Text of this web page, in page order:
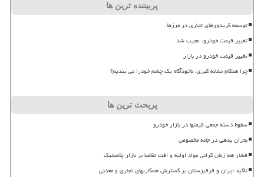
پربیننده ترین ها
توسعه کریدورهای تجاری در مرزها
تغییر قیمت خودرو، عجیب شد
تغییر قیمت خودرو در بازار
چرا هنگام نشانه گیری، ناخودآگاه یک چشم خودرا می بندیم؟
پربحث ترین ها
سقوط دسته جمعی قیمتها در بازار خودرو
بحران بدهی در جاده مخصوص
فشار هم زمان گرانی مواد اولیه و افت تقاضا بر بازار پلاستیک
تأکید ایران و قرقیزستان بر گسترش همکاریهای تجاری و معدنی